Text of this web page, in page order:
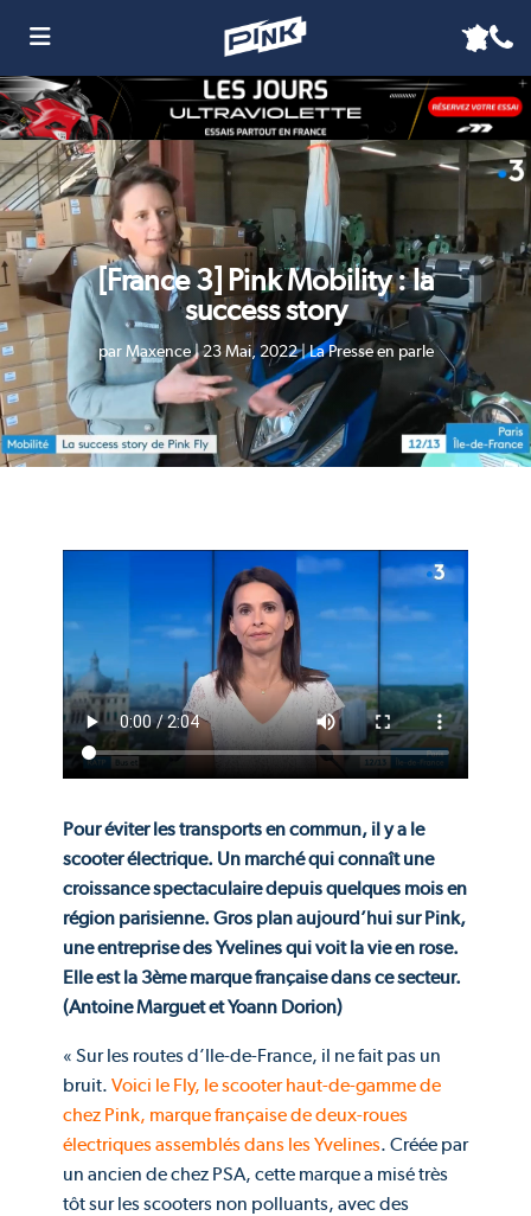
[France 3] Pink Mobility : la
success story
parMaxence|23 Mai, 2022|La Presse en parle
Pour éviter les transports en commun, il y a le
scooter électrique. Un marché qui connaît une
croissance spectaculaire depuis quelques mois en
région parisienne. Gros plan aujourd’hui sur Pink,
une entreprise des Yvelines qui voit la vie en rose.
Elle est la 3ème marque française dans ce secteur.
(Antoine Marguet et Yoann Dorion)
« Sur les routes d’Ile-de-France, il ne fait pas un
bruit. Voici le Fly, le scooter haut-de-gamme de
chez Pink, marque française de deux-roues
électriques assemblés dans les Yvelines. Créée par
un ancien de chez PSA, cette marque a misé très
tôt sur les scooters non polluants, avec des